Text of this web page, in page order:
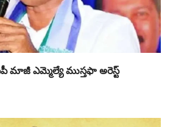
మాజీ ఎమ్మెల్యే ముస్తఫా అరెస్ట్